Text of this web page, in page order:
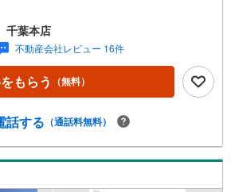
家族のスタイルに合った住まいを納得した
♪モノレール利用で「千葉駅」まで直通で
ス網も充実！モノレールが万が一遅延した
動にも選択肢があり♪「小倉台公園」な
のびのびと遊べる公園が点在♪犯罪発生率も
ち着いた安心できるエリア♪周辺は商業施設
立若松中学校 徒歩14分泉幼稚園 徒歩6分
定！プレゼントキャンペーン実施中♪】詳
情報欄をご参照ください！【物件のおすす
園や小学校が徒歩圏内の子育て世代にもお
千葉本店
不動産会社レビュー 16件
もらう （無料）
話する （通話料無料）